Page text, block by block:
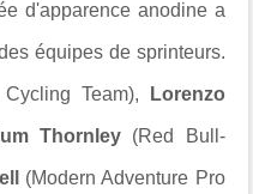
d'apparence anodine a
équipes de sprinteurs.
Team), Lorenzo
Thornley (Red Bull-
(Modern Adventure Pro